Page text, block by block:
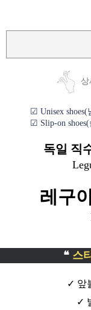
☑ Unisex shoes(
☑ Slip-on
독일 직
레구
❝ 스
✓ 앞
✓